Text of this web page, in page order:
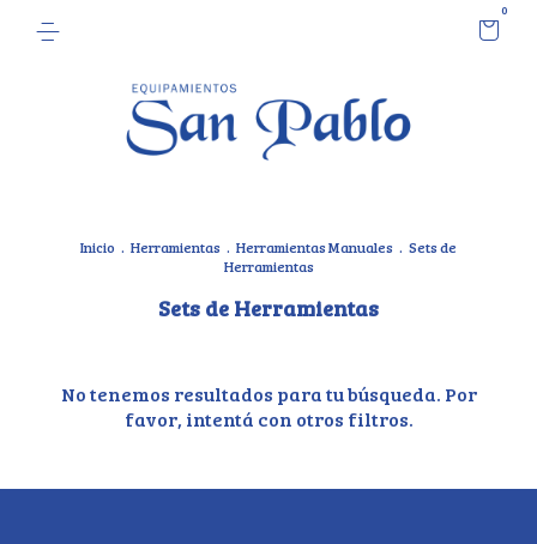
0
Inicio . Herramientas . Herramientas Manuales . Sets de
Herramientas
Sets de Herramientas
No tenemos resultados para tu búsqueda. Por
favor, intentá con otros filtros.